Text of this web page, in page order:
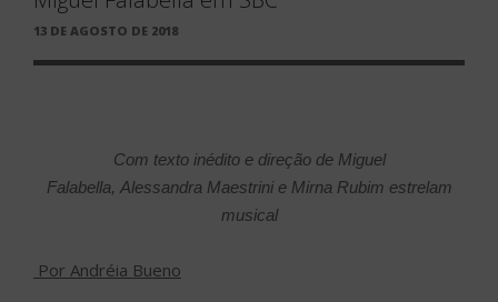
PUBLICADO
13 DE AGOSTO DE 2018
Com texto inédito e direção de Miguel
Falabella, Alessandra Maestrini e Mirna Rubim estrelam
musical
Por Andréia Bueno